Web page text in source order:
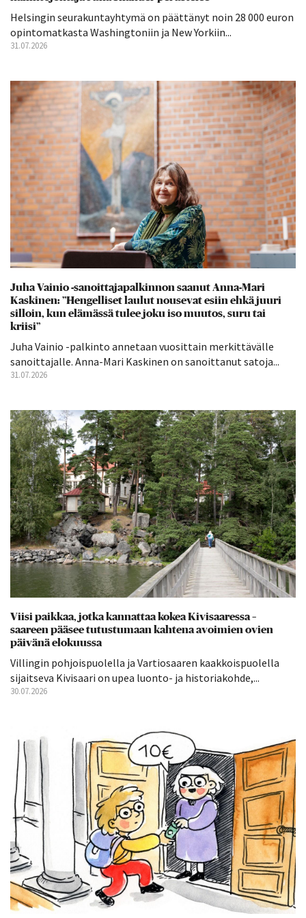
Helsingin seurakuntayhtymä on päättänyt noin 28 000 euron
opintomatkasta Washingtoniin ja New Yorkiin...
31.07.2026
Juha Vainio -sanoittajapalkinnon saanut Anna-Mari
Kaskinen: ”Hengelliset laulut nousevat esiin ehkä juuri
silloin, kun elämässä tulee joku iso muutos, suru tai
kriisi”
Juha Vainio -palkinto annetaan vuosittain merkittävälle
sanoittajalle. Anna-Mari Kaskinen on sanoittanut satoja...
31.07.2026
Viisi paikkaa, jotka kannattaa kokea Kivisaaressa –
saareen pääsee tutustumaan kahtena avoimien ovien
päivänä elokuussa
Villingin pohjoispuolella ja Vartiosaaren kaakkoispuolella
sijaitseva Kivisaari on upea luonto- ja historiakohde,...
30.07.2026